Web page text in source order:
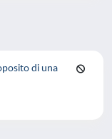
di una